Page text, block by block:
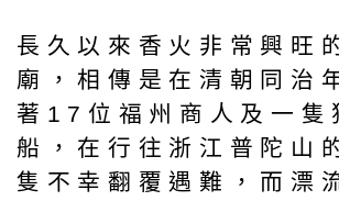
長久以來香火非常興旺
廟，相傳是在清朝同治
著17位福州商人及一隻
船，在行往浙江普陀山
隻不幸翻覆遇難，而漂